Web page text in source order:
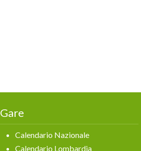
Gare
Calendario Nazionale
Calendario Lombardia